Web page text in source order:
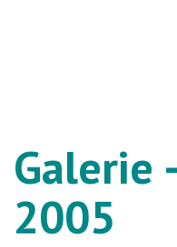
Galerie
2005